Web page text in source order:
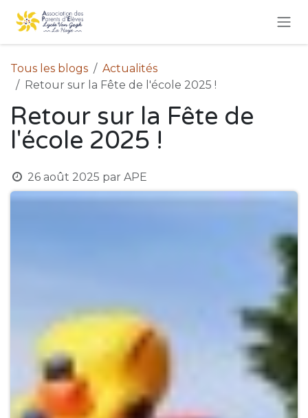
Se rendre au contenu
Tous les blogs
Actualités
Retour sur la Fête de l'école 2025 !
Retour sur la Fête de
l'école 2025 !
26 août 2025 par APE